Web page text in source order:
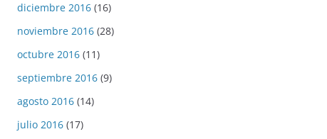
diciembre 2016 (16)
noviembre 2016 (28)
octubre 2016 (11)
septiembre 2016 (9)
agosto 2016 (14)
julio 2016 (17)